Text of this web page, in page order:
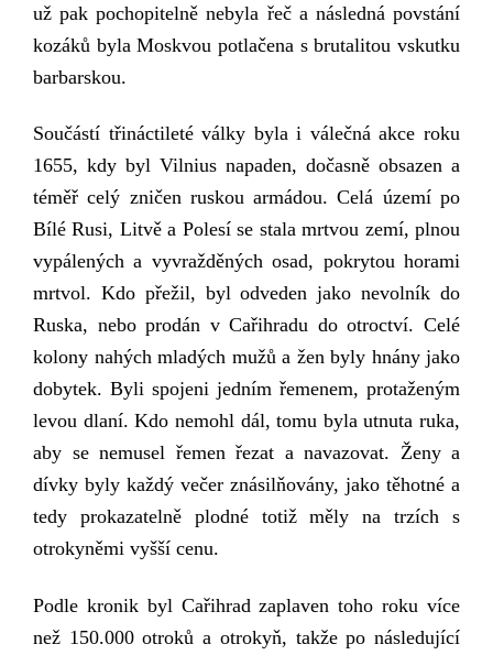
už pakpochopitelněnebyla řeč a následná povstání
kozáků byla Moskvou potlačena s brutalitou vskutku
barbarskou.
Součástí třináctileté války byla i válečná akce roku
1655, kdy byl Vilnius napaden, dočasně obsazen a
téměř celý zničen ruskou armádou. Celá území po
Bílé Rusi, Litvě a Polesí se stala mrtvou zemí, plnou
vypálených a vyvražděných osad, pokrytou horami
mrtvol. Kdo přežil, byl odveden jako nevolník do
Ruska, nebo prodán v Cařihradu do otroctví. Celé
kolony nahých mladých mužů a žen byly hnány jako
dobytek. Byli spojeni jedním řemenem, protaženým
levou dlaní. Kdo nemohl dál, tomu byla utnuta ruka,
aby se nemusel řemen řezat a navazovat. Ženy a
dívky byly každý večer znásilňovány, jako těhotné a
tedy prokazatelně plodné totižměly na trzích s
otrokyněmi vyšší cenu.
Podle kronik byl Cařihrad zaplaven toho roku více
než 150.000 otroků a otrokyň, takže po následující